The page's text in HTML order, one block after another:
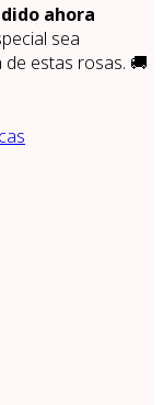
ahora
sea
estas rosas. 🚚